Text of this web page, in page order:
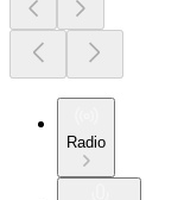
Radio